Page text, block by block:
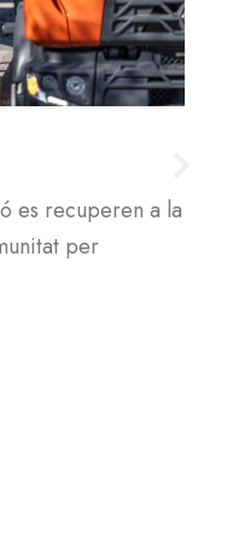
es recuperen a la
per